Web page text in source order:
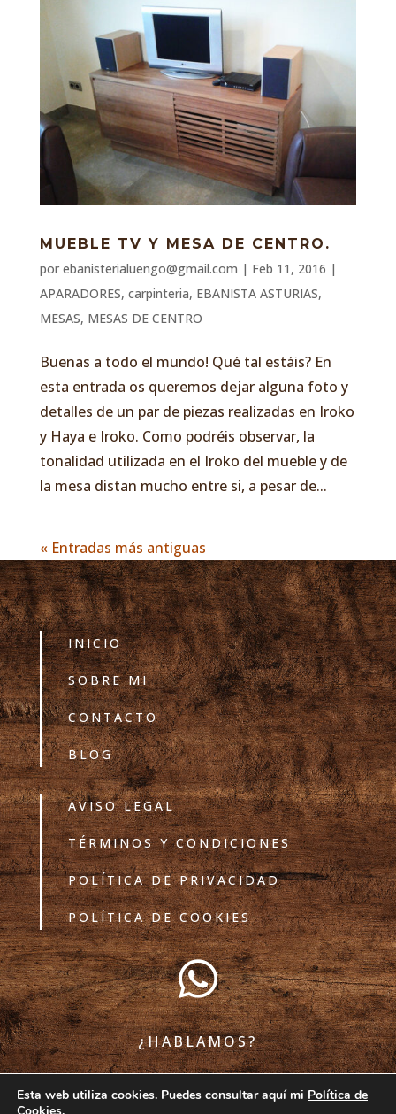
MUEBLE TV Y MESA DE CENTRO.
por ebanisterialuengo@gmail.com | Feb 11, 2016 |
APARADORES, carpinteria, EBANISTA ASTURIAS,
MESAS, MESAS DE CENTRO
Buenas a todo el mundo! Qué tal estáis? En
esta entrada os queremos dejar alguna foto y
detalles de un par de piezas realizadas en Iroko
y Haya e Iroko. Como podréis observar, la
tonalidad utilizada en el Iroko del mueble y de
la mesa distan mucho entre si, a pesar de...
« Entradas más antiguas
INICIO
SOBRE MI
CONTACTO
BLOG
AVISO LEGAL
TÉRMINOS Y CONDICIONES
POLÍTICA DE PRIVACIDAD
POLÍTICA DE COOKIES

¿HABLAMOS?
Esta web utiliza cookies. Puedes consultar aquí mi Política de